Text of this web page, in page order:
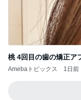
40代が
Amebaト
四コマ